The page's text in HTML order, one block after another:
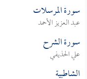
سورة المرسلات
عبد العزيز الأحمد
سورة الشرح
علي الحذيفي
الشاطبية